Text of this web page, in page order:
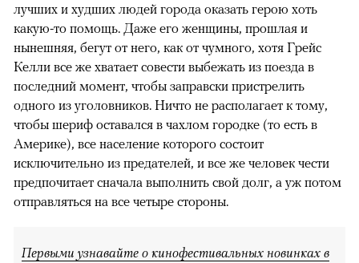
лучших и худших людей города оказать герою хоть
какую-то помощь. Даже его женщины, прошлая и
нынешняя, бегут от него, как от чумного, хотя Грейс
Келли все же хватает совести выбежать из поезда в
последний момент, чтобы заправски пристрелить
одного из уголовников. Ничто не располагает к тому,
чтобы шериф оставался в чахлом городке (то есть в
Америке), все население которого состоит
исключительно из предателей, и все же человек чести
предпочитает сначала выполнить свой долг, а уж потом
отправляться на все четыре стороны.
Первыми узнавайте о кинофестивальных новинках в